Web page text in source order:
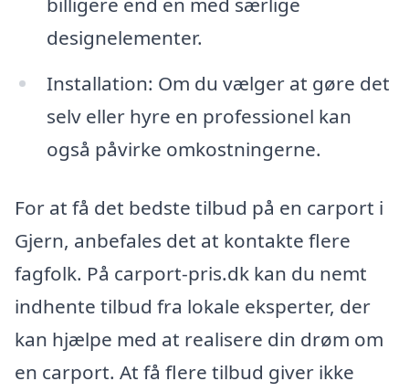
designelementer.
Installation: Om du vælger at gøre det
selv eller hyre en professionel kan
også påvirke omkostningerne.
For at få det bedste tilbud på en carport i
Gjern, anbefales det at kontakte flere
fagfolk. På carport-pris.dk kan du nemt
indhente tilbud fra lokale eksperter, der
kan hjælpe med at realisere din drøm om
en carport. At få flere tilbud giver ikke